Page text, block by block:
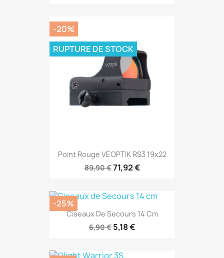
Point Rouge VEOPTIK RS3 19x22
89,90 €71,92 €
-20%
RUPTURE DE STOCK
Ciseaux De Secours 14 Cm
6,90 € 5,18 €
-25%